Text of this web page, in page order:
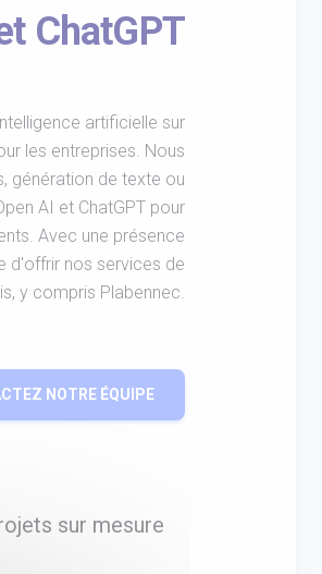
ChatGPT
artificielle sur
les entreprises. Nous
génération de texte ou
AI et ChatGPT pour
Avec une présence
d'offrir nos services de
y compris Plabennec.
NOTRE ÉQUIPE
sur mesure